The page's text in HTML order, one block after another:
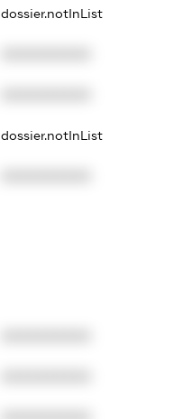
dossier.notInList
dossier.notInList